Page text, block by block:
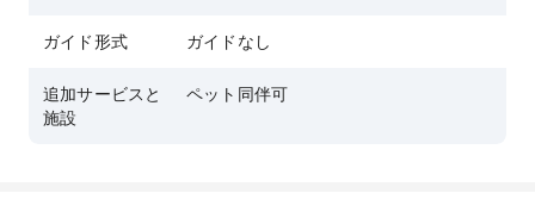
ガイド形式 ガイドなし
追加サービスと
施設
ペット同伴可